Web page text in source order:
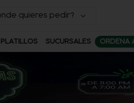
quieres pedir?
PLATILLOS SUCURSALES ORDENA